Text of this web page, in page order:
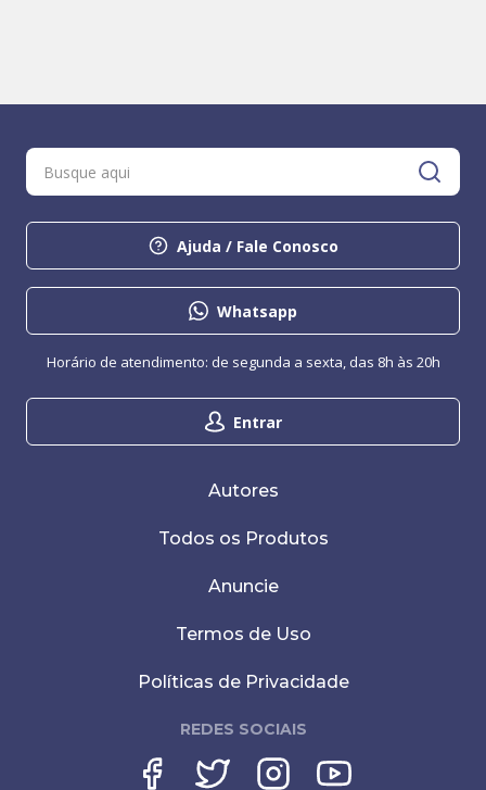
Ajuda / Fale Conosco
Whatsapp
Entrar
Horário de atendimento: de segunda a sexta, das 8h às 20h
Autores
Todos os Produtos
Anuncie
Termos de Uso
Políticas de Privacidade
REDES SOCIAIS